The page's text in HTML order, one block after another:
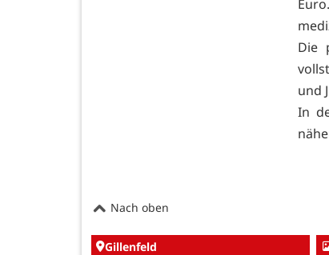
Die
und
In
Nach oben
Gillenfeld